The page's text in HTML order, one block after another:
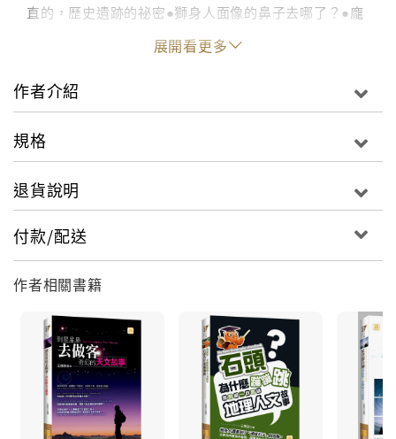
直的，歷史遺跡的祕密●獅身人面像的鼻子去哪了？●龐
貝古城為何瞬間消失了？愛發脾氣的地球，魔法般的氣
象●為什麼風調才能雨順？●海市蜃樓是什麼？
展開看更多
作者介紹
規格
退貨說明
付款/配送
作者相關書籍